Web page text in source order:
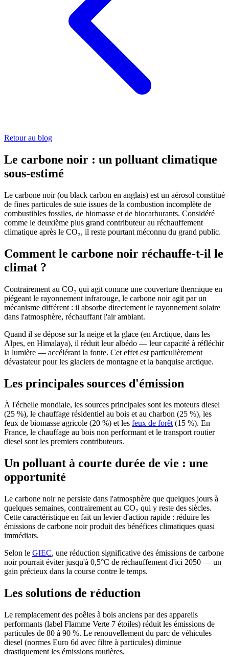
Retour au blog
Le carbone noir : un polluant climatique
sous-estimé
Le carbone noir (ou black carbon en anglais) est un aérosol constitué
de fines particules de suie issues de la combustion incomplète de
combustibles fossiles, de biomasse et de biocarburants. Considéré
comme le deuxième plus grand contributeur au réchauffement
climatique après le CO₂, il reste pourtant méconnu du grand public.
Comment le carbone noir réchauffe-t-il le
climat ?
Contrairement au CO₂ qui agit comme une couverture thermique en
piégeant le rayonnement infrarouge, le carbone noir agit par un
mécanisme différent : il absorbe directement le rayonnement solaire
dans l'atmosphère, réchauffant l'air ambiant.
Quand il se dépose sur la neige et la glace (en Arctique, dans les
Alpes, en Himalaya), il réduit leur albédo — leur capacité à réfléchir
la lumière — accélérant la fonte. Cet effet est particulièrement
dévastateur pour les glaciers de montagne et la banquise arctique.
Les principales sources d'émission
À l'échelle mondiale, les sources principales sont les moteurs diesel
(25 %), le chauffage résidentiel au bois et au charbon (25 %), les
feux de biomasse agricole (20 %) et les feux de forêt(15 %). En
France, le chauffage au bois non performant et le transport routier
diesel sont les premiers contributeurs.
Un polluant à courte durée de vie : une
opportunité
Le carbone noir ne persiste dans l'atmosphère que quelques jours à
quelques semaines, contrairement au CO₂ qui y reste des siècles.
Cette caractéristique en fait un levier d'action rapide : réduire les
émissions de carbone noir produit des bénéfices climatiques quasi
immédiats.
Selon le GIEC, une réduction significative des émissions de carbone
noir pourrait éviter jusqu'à 0,5°C de réchauffement d'ici 2050 — un
gain précieux dans la course contre le temps.
Les solutions de réduction
Le remplacement des poêles à bois anciens par des appareils
performants (label Flamme Verte 7 étoiles) réduit les émissions de
particules de 80 à 90 %. Le renouvellement du parc de véhicules
diesel (normes Euro 6d avec filtre à particules) diminue
drastiquement les émissions routières.